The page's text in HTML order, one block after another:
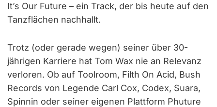
It’s Our Future – ein Track, der bis heute auf den
Tanzflächen nachhallt.
Trotz (oder gerade wegen) seiner über 30-
jährigen Karriere hat Tom Wax nie an Relevanz
verloren. Ob auf Toolroom, Filth On Acid, Bush
Records von Legende Carl Cox, Codex, Suara,
Spinnin oder seiner eigenen Plattform Phuture